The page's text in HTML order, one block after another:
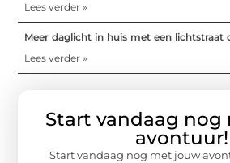
Lees verder »
Meer daglicht in huis met een lichtstraat
Lees verder »
Start vandaag
avontuur!
Start vandaag nog met jouw